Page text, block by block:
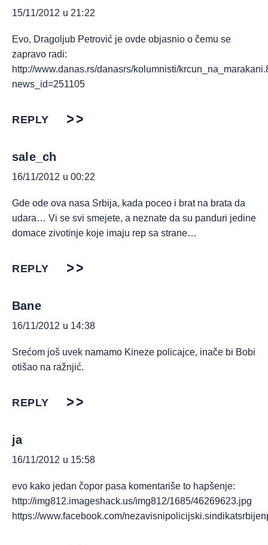
15/11/2012 u 21:22
Evo, Dragoljub Petrović je ovde objasnio o čemu se
zapravo radi:
http://www.danas.rs/danasrs/kolumnisti/
news_id=251105
REPLY
sale_ch
16/11/2012 u 00:22
Gde ode ova nasa Srbija, kada poceo i brat na brata da
udara… Vi se svi smejete, a neznate da su panduri jedine
domace zivotinje koje imaju rep sa strane…
REPLY
Bane
16/11/2012 u 14:38
Srećom još uvek namamo Kineze policajce, inače bi Bobi
otišao na ražnjić.
REPLY
ја
16/11/2012 u 15:58
evo kako jedan čopor pasa komentariše to hapšenje:
http://img812.imageshack.us/img812/1685/46269623.jpg
https://www.facebook.com/